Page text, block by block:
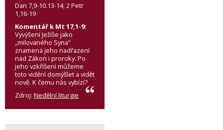
Dan 7,9-10.13-14; 2 Petr
1,16-19
Komentář k Mt 17,1-9:
Vyvýšení Ježíše jako
„milovaného Syna“
znamená jeho nadřazení
nad Zákon i proroky. Po
jeho vzkříšení můžeme
toto vidění domýšlet a vidět
nově. K čemu nás vybízí?
Zdroj: Nedělní liturgie